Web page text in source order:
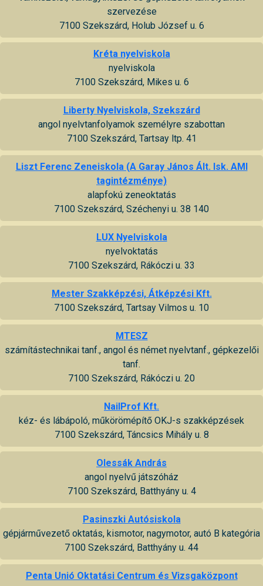
szervezése
7100 Szekszárd, Holub József u. 6
Kréta nyelviskola
nyelviskola
7100 Szekszárd, Mikes u. 6
Liberty Nyelviskola, Szekszárd
angol nyelvtanfolyamok személyre szabottan
7100 Szekszárd, Tartsay ltp. 41
Liszt Ferenc Zeneiskola (A Garay János Ált. Isk. AMI
tagintézménye)
alapfokú zeneoktatás
7100 Szekszárd, Széchenyi u. 38 140
LUX Nyelviskola
nyelvoktatás
7100 Szekszárd, Rákóczi u. 33
Mester Szakképzési, Átképzési Kft.
7100 Szekszárd, Tartsay Vilmos u. 10
MTESZ
számítástechnikai tanf., angol és német nyelvtanf., gépkezelői
tanf.
7100 Szekszárd, Rákóczi u. 20
NailProf Kft.
kéz- és lábápoló, műkörömépítő OKJ-s szakképzések
7100 Szekszárd, Táncsics Mihály u. 8
Olessák András
angol nyelvű játszóház
7100 Szekszárd, Batthyány u. 4
Pasinszki Autósiskola
gépjárművezető oktatás, kismotor, nagymotor, autó B kategória
7100 Szekszárd, Batthyány u. 44
Penta Unió Oktatási Centrum és Vizsgaközpont